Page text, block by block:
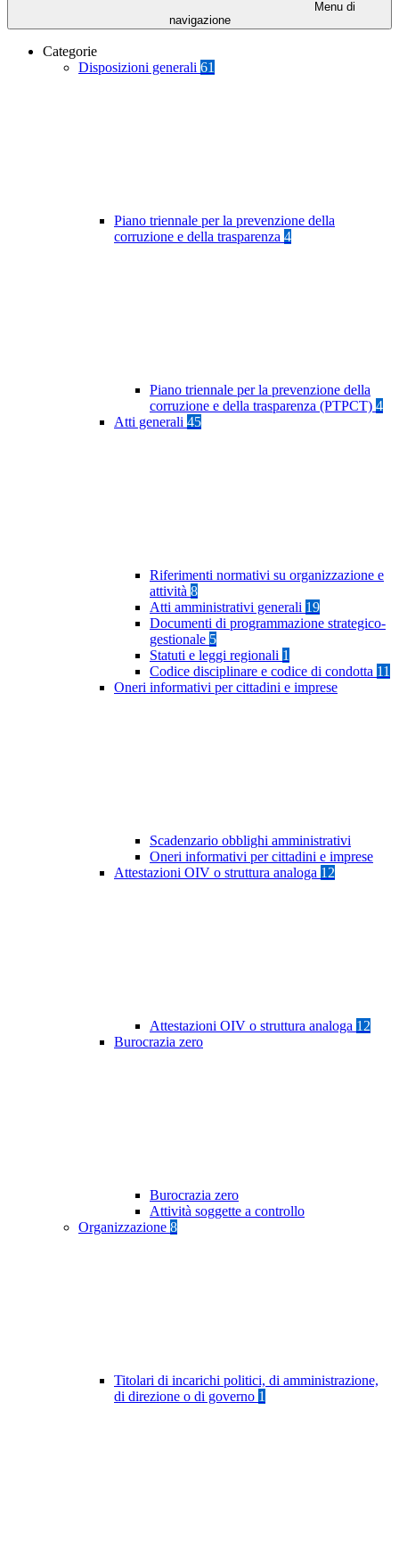
Menu di
navigazione
Categorie
Disposizioni generali 61
Piano triennale per la prevenzione della
corruzione e della trasparenza 4
Piano triennale per la prevenzione della
corruzione e della trasparenza (PTPCT) 4
Atti generali 45
Riferimenti normativi su organizzazione e
attività 8
Atti amministrativi generali 19
Documenti di programmazione strategico-
gestionale 5
Statuti e leggi regionali 1
Codice disciplinare e codice di condotta 11
Oneri informativi per cittadini e imprese
Scadenzario obblighi amministrativi
Oneri informativi per cittadini e imprese
Attestazioni OIV o struttura analoga 12
Attestazioni OIV o struttura analoga 12
Burocrazia zero
Burocrazia zero
Attività soggette a controllo
Organizzazione 8
Titolari di incarichi politici, di amministrazione,
di direzione o di governo 1